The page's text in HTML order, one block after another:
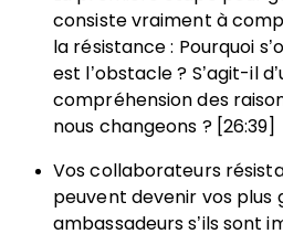
consiste vraiment à
la résistance : Pourquoi
est l’obstacle ? S’agit-il
compréhension des
nous changeons ? [26:39]
Vos collaborateurs
peuvent devenir vos plus
ambassadeurs s’ils sont